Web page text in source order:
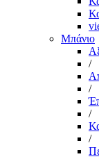
Μπάνιο
/
/
/
/